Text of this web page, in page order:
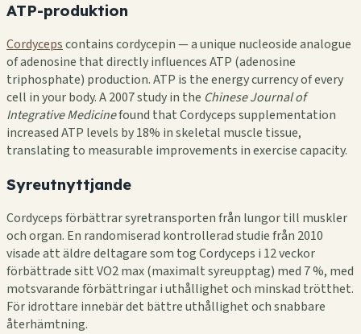
ATP-produktion
Cordycepscontains cordycepin — a unique nucleoside analogue
of adenosine that directly influences ATP (adenosine
triphosphate) production. ATP is the energy currency of every
cell in your body. A 2007 study in the Chinese Journal of
Integrative Medicinefound that Cordyceps supplementation
increased ATP levels by 18% in skeletal muscle tissue,
translating to measurable improvements in exercise capacity.
Syreutnyttjande
Cordyceps förbättrar syretransporten från lungor till muskler
och organ. En randomiserad kontrollerad studie från 2010
visade att äldre deltagare som tog Cordyceps i 12 veckor
förbättrade sitt VO2 max (maximalt syreupptag) med 7 %, med
motsvarande förbättringar i uthållighet och minskad trötthet.
För idrottare innebär det bättre uthållighet och snabbare
återhämtning.